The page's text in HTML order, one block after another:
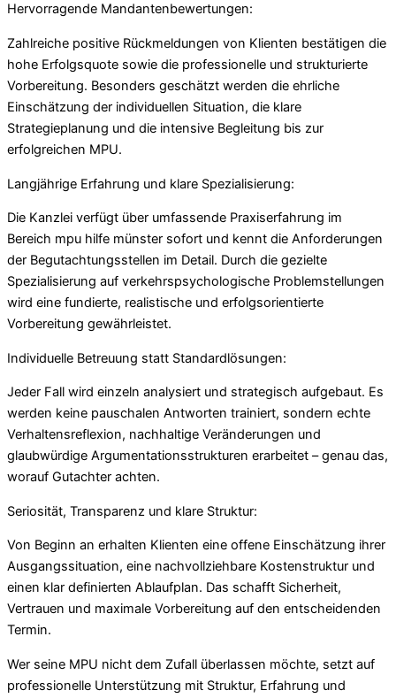
Hervorragende Mandantenbewertungen:
Zahlreiche positive Rückmeldungen von Klienten bestätigen die
hohe Erfolgsquote sowie die professionelle und strukturierte
Vorbereitung. Besonders geschätzt werden die ehrliche
Einschätzung der individuellen Situation, die klare
Strategieplanung und die intensive Begleitung bis zur
erfolgreichen MPU.
Langjährige Erfahrung und klare Spezialisierung:
Die Kanzlei verfügt über umfassende Praxiserfahrung im
Bereich mpu hilfe münster sofort und kennt die Anforderungen
der Begutachtungsstellen im Detail. Durch die gezielte
Spezialisierung auf verkehrspsychologische Problemstellungen
wird eine fundierte, realistische und erfolgsorientierte
Vorbereitung gewährleistet.
Individuelle Betreuung statt Standardlösungen:
Jeder Fall wird einzeln analysiert und strategisch aufgebaut. Es
werden keine pauschalen Antworten trainiert, sondern echte
Verhaltensreflexion, nachhaltige Veränderungen und
glaubwürdige Argumentationsstrukturen erarbeitet – genau das,
worauf Gutachter achten.
Seriosität, Transparenz und klare Struktur:
Von Beginn an erhalten Klienten eine offene Einschätzung ihrer
Ausgangssituation, eine nachvollziehbare Kostenstruktur und
einen klar definierten Ablaufplan. Das schafft Sicherheit,
Vertrauen und maximale Vorbereitung auf den entscheidenden
Termin.
Wer seine MPU nicht dem Zufall überlassen möchte, setzt auf
professionelle Unterstützung mit Struktur, Erfahrung und